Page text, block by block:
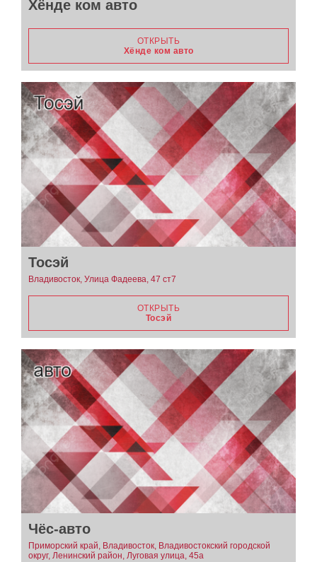
Хёнде ком авто
ОТКРЫТЬ
Хёнде ком авто
Тосэй
Владивосток, Улица Фадеева, 47 ст7
ОТКРЫТЬ
Тосэй
Чёс-авто
Приморский край, Владивосток, Владивостокский городской
округ, Ленинский район, Луговая улица, 45а